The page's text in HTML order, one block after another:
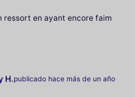
ressort en ayant encore faim
H.publicado hace más de un año